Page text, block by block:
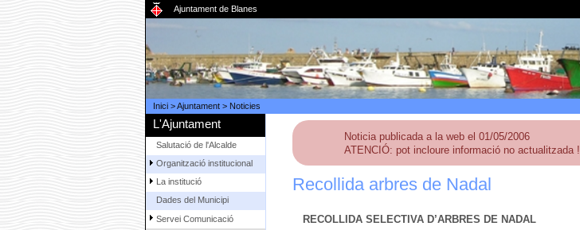
Ajuntament de Blanes
Inici>Ajuntament> Noticies
L'Ajuntament
Salutació de l'Alcalde
Organització institucional
La institució
Dades del Municipi
Servei Comunicació
Noticia publicada a la web el 01/05/2006
ATENCIÓ: pot incloure informació no actualitzada !
Recollida arbres de Nadal
RECOLLIDA SELECTIVA D’ARBRES DE NADAL